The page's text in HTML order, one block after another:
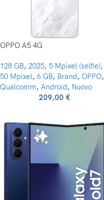
OPPO A5 4G
128 GB, 2025, 5 Mpixel (selfie),
50 Mpixel, 6 GB, Brand, OPPO,
Qualcomm, Android, Nuovo
209,00 €